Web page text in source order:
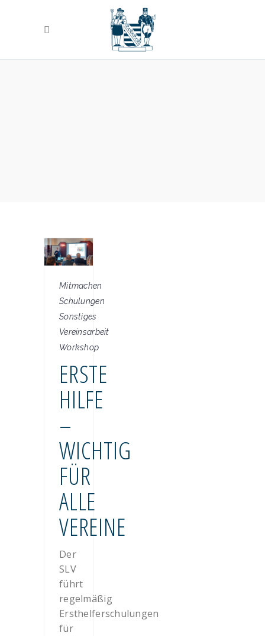
Mitmachen
Schulungen
Sonstiges
Vereinsarbeit
Workshop
ERSTE
HILFE
–
WICHTIG
FÜR
ALLE
VEREINE
Der
SLV
führt
regelmäßig
Ersthelferschulungen
für